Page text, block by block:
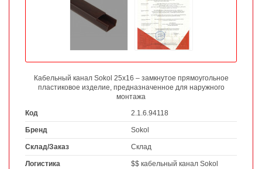
Кабельный канал Sokol 25х16 – замкнутое прямоугольное
пластиковое изделие, предназначенное для наружного
монтажа
Код
2.1.6.94118
Бренд Sokol
Склад/Заказ Склад
Логистика $$ кабельный канал Sokol